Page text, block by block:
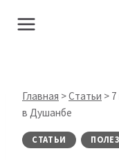
Главная >Статьи >
в Душанбе
СТАТЬИ